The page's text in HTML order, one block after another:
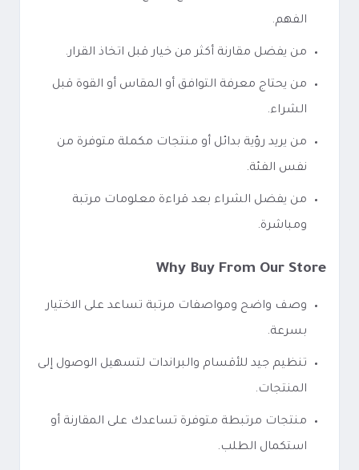
الفهم.
من يفضل مقارنة أكثر من خيار قبل اتخاذ القرار.
من يحتاج معرفة التوافق أو المقاس أو القوة قبل
الشراء.
من يريد رؤية بدائل أو منتجات مكملة متوفرة من
نفس الفئة.
من يفضل الشراء بعد قراءة معلومات مرتبة
ومباشرة.
Why Buy From Our Store
وصف واضح ومواصفات مرتبة تساعد على الاختيار
بسرعة.
تنظيم جيد للأقسام والبراندات لتسهيل الوصول إلى
المنتجات.
منتجات مرتبطة متوفرة تساعدك على المقارنة أو
استكمال الطلب.